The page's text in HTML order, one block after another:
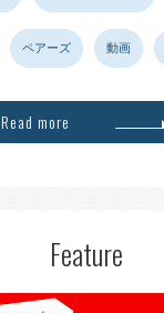
ペアーズ 動画
Read more
Feature